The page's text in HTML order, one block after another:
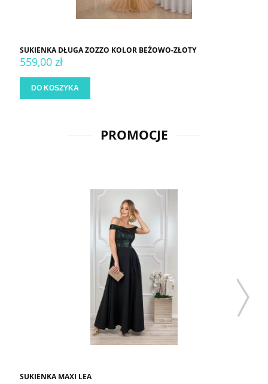
SUKIENKA DŁUGA ZOZZO KOLOR BEŻOWO-ZŁOTY
559,00 zł
DO KOSZYKA
PROMOCJE
SUKIENKA MAXI LEA